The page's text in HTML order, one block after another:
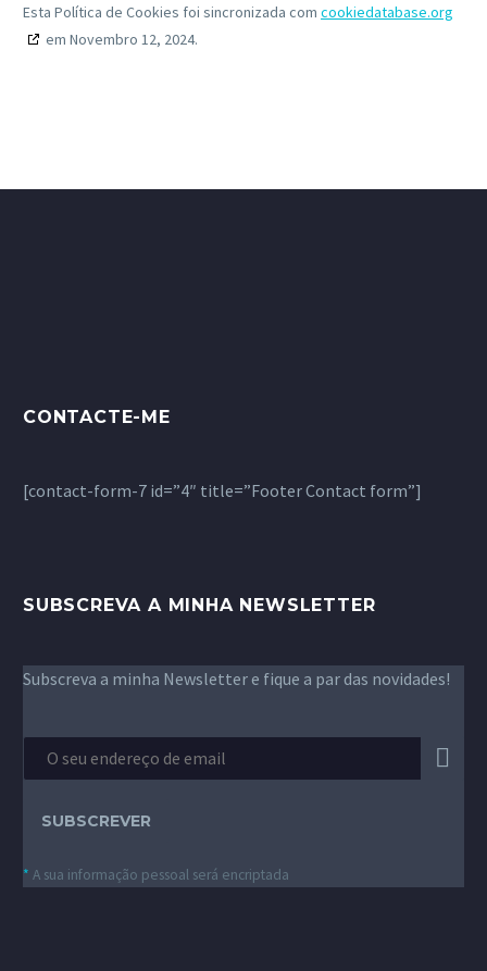
Esta Política de Cookies foi sincronizada com cookiedatabase.org
em Novembro 12, 2024.
CONTACTE-ME
[contact-form-7 id=”4″ title=”Footer Contact form”]
SUBSCREVA A MINHA NEWSLETTER
Subscreva a minha Newsletter e fique a par das novidades!
* A sua informação pessoal será encriptada